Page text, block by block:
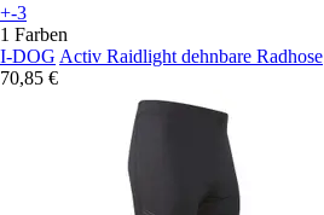
+-3
1 Farben
I-DOG Activ Raidlight dehnbare Radhose
70,85 €